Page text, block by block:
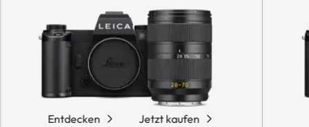
Entdecken Jetzt kaufen